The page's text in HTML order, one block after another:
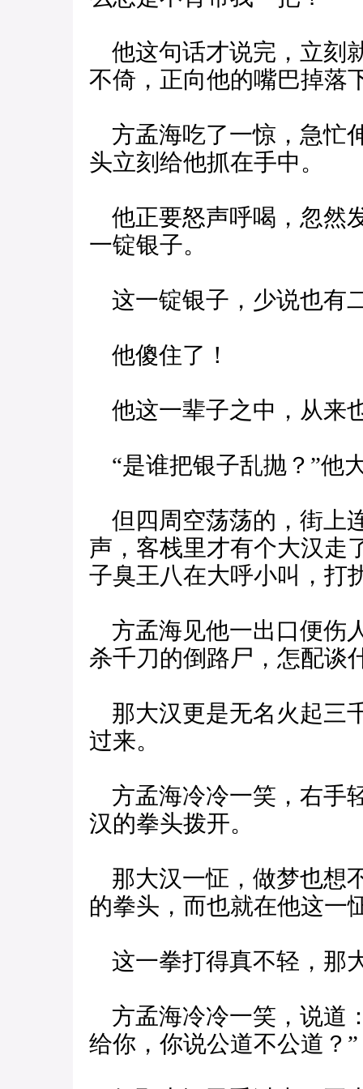
他这句话才说完，立刻
不倚，正向他的嘴巴掉落
方孟海吃了一惊，急忙
头立刻给他抓在手中。
他正要怒声呼喝，忽然
一锭银子。
这一锭银子，少说也有
他傻住了！
他这一辈子之中，从来
“是谁把银子乱抛？”他
但四周空荡荡的，街上
声，客栈里才有个大汉走
子臭王八在大呼小叫，打
方孟海见他一出口便伤
杀千刀的倒路尸，怎配谈
那大汉更是无名火起三
过来。
方孟海冷冷一笑，右手
汉的拳头拨开。
那大汉一怔，做梦也想
的拳头，而也就在他这一
这一拳打得真不轻，那
方孟海冷冷一笑，说道
给你，你说公道不公道？”